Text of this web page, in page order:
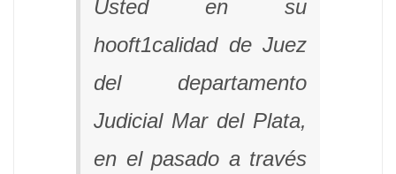
Usted en su
hooft1calidad de Juez
del departamento
Judicial Mar del Plata,
en el pasado a través